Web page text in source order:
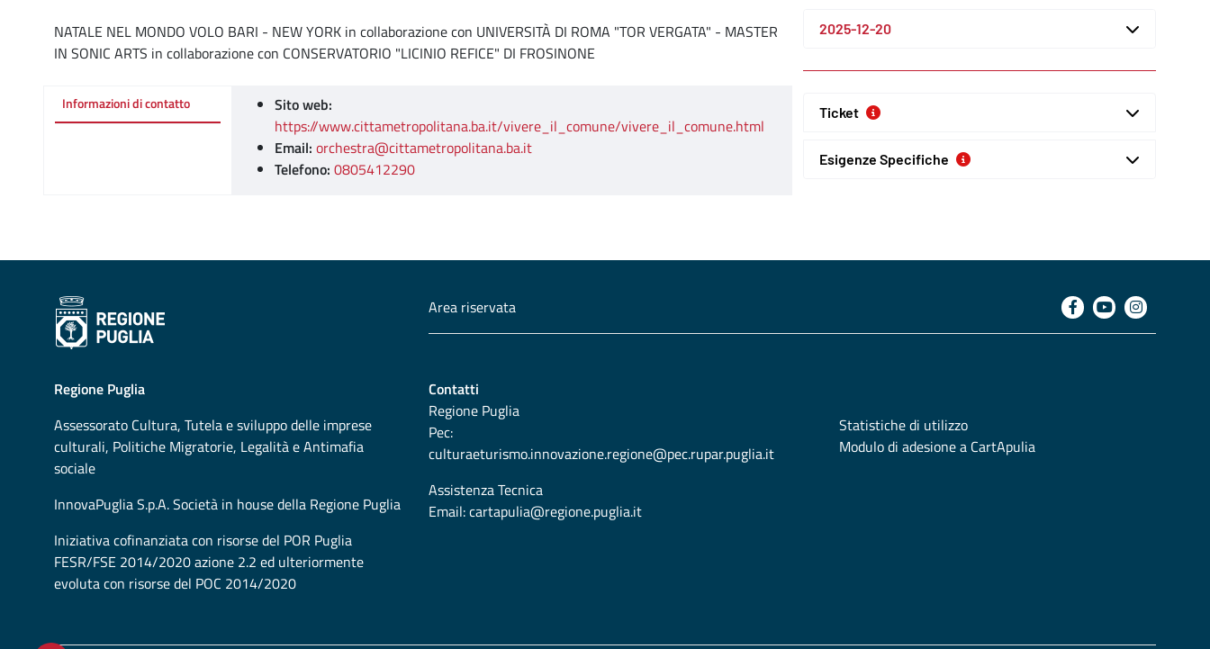
NATALE NEL MONDO VOLO BARI - NEW YORK in collaborazione con UNIVERSITÀ DI ROMA "TOR VERGATA" - MASTER
IN SONIC ARTS in collaborazione con CONSERVATORIO "LICINIO REFICE" DI FROSINONE
Informazioni di contatto
Sito web:
https://www.cittametropolitana.ba.it/vivere_il_comune/vivere_il_comune.html
Email: orchestra@cittametropolitana.ba.it
Telefono: 0805412290
2025-12-20
Ticket
Esigenze Specifiche
Area riservata
Regione Puglia
Assessorato Cultura, Tutela e sviluppo delle imprese
culturali, Politiche Migratorie, Legalità e Antimafia
sociale
InnovaPuglia S.p.A. Società in house della Regione Puglia
Iniziativa cofinanziata con risorse del POR Puglia
FESR/FSE 2014/2020 azione 2.2 ed ulteriormente
evoluta con risorse del POC 2014/2020
Contatti
Regione Puglia
Pec:
culturaeturismo.innovazione.regione@pec.rupar.puglia.it
Assistenza Tecnica
Email:cartapulia@regione.puglia.it
Statistiche di utilizzo
Modulo di adesione a CartApulia